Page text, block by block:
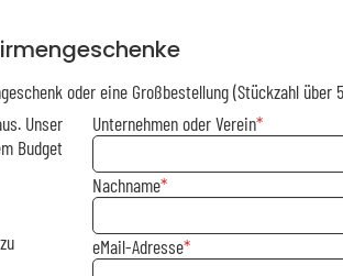
oder eine Großbestellung (Stückzahl über
Unser
Budget
Unternehmen oder Verein
Nachname
eMail-Adresse